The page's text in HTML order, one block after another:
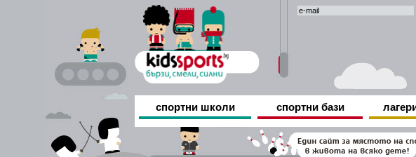
спортни школи спортни бази